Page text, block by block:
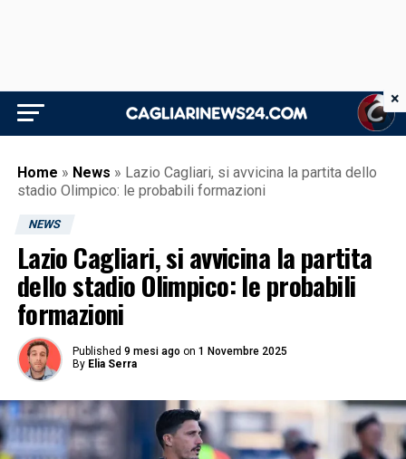
Home » News » Lazio Cagliari, si avvicina la partita dello
stadio Olimpico: le probabili formazioni
NEWS
Lazio Cagliari, si avvicina la partita
dello stadio Olimpico: le probabili
formazioni
Published 9 mesi ago on 1 Novembre 2025
By Elia Serra
×